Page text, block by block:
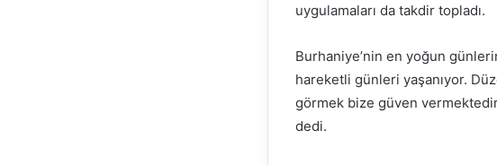
uygulamaları da takdir topladı.
Burhaniye’nin en yoğun
hareketli günleri yaşanıyor.
görmek bize güven
dedi.